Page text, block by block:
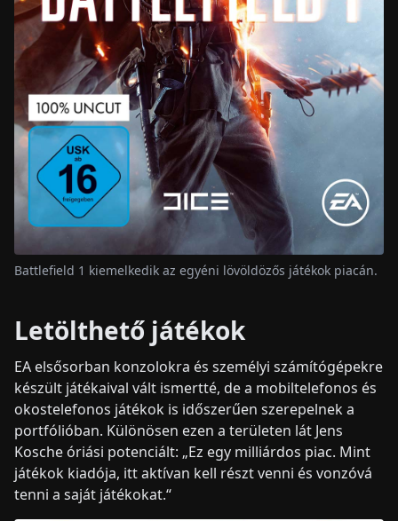
Battlefield 1 kiemelkedik az egyéni lövöldözős játékok piacán.
Letölthető játékok
EA elsősorban konzolokra és személyi számítógépekre
készült játékaival vált ismertté, de a mobiltelefonos és
okostelefonos játékok is időszerűen szerepelnek a
portfólióban. Különösen ezen a területen lát Jens
Kosche óriási potenciált: „Ez egy milliárdos piac. Mint
játékok kiadója, itt aktívan kell részt venni és vonzóvá
tenni a saját játékokat.“